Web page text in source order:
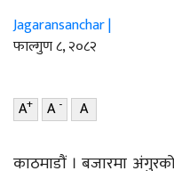
Jagaransanchar |
फाल्गुण ८, २०८२
A+ A- A
काठमाडौं । बजारमा